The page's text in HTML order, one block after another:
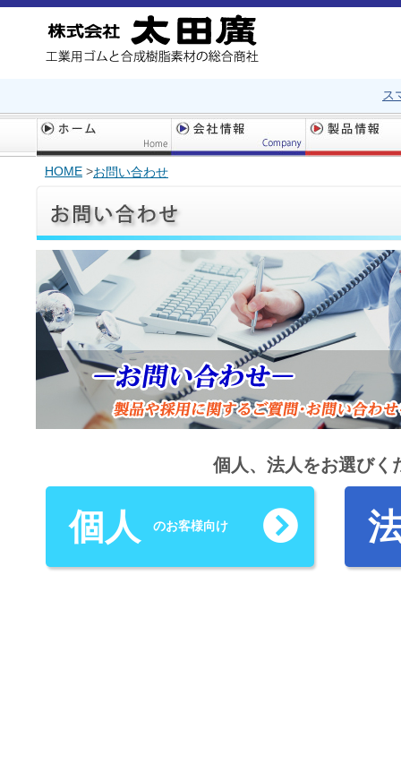
ス
HOME >お問い合わせ
個人、法人をお選びく
個人 のお客様向け